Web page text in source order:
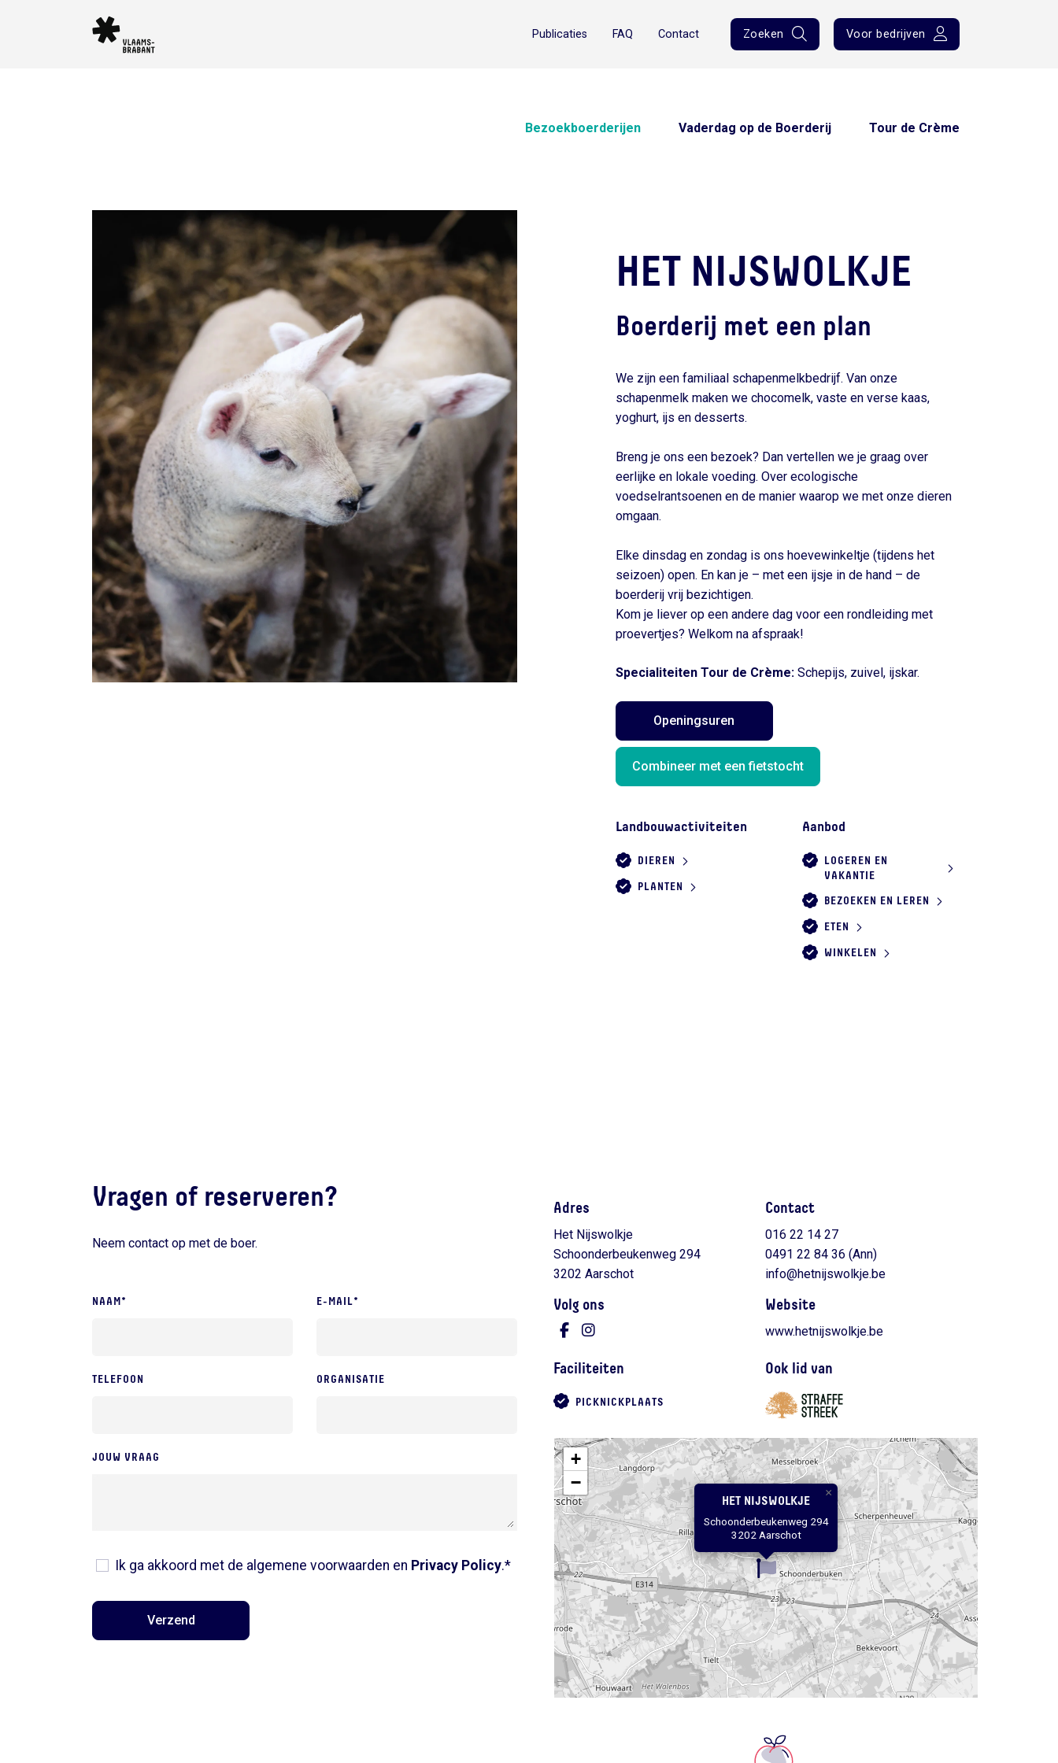
Publicaties FAQ Contact Zoeken Voor bedrijven
Bezoekboerderijen Vaderdag op de Boerderij Tour de Crème
HET NIJSWOLKJE
Boerderij met een plan
We zijn een familiaal schapenmelkbedrijf. Van onze
schapenmelk maken we chocomelk, vaste en verse kaas,
yoghurt, ijs en desserts.
Breng je ons een bezoek? Dan vertellen we je graag over
eerlijke en lokale voeding. Over ecologische
voedselrantsoenen en de manier waarop we met onze dieren
omgaan.
Elke dinsdag en zondag is ons hoevewinkeltje (tijdens het
seizoen) open. En kan je – met een ijsje in de hand – de
boerderij vrij bezichtigen.
Kom je liever op een andere dag voor een rondleiding met
proevertjes? Welkom na afspraak!
Specialiteiten Tour de Crème:Schepijs, zuivel, ijskar.
Openingsuren
Combineer met een fietstocht
Landbouwactiviteiten
DIEREN
PLANTEN
Aanbod
LOGEREN EN
VAKANTIE
BEZOEKEN EN LEREN
ETEN
WINKELEN
Vragen of reserveren?
Neem contact op met de boer.
NAAM* E-MAIL*
TELEFOON ORGANISATIE
JOUW VRAAG
Ik ga akkoord met de algemene voorwaarden en Privacy Policy.*
Verzend
Adres
Het Nijswolkje
Schoonderbeukenweg 294
3202 Aarschot
Contact
016 22 14 27
0491 22 84 36 (Ann)
info@hetnijswolkje.be
Volg ons
Website
www.hetnijswolkje.be
Faciliteiten
PICKNICKPLAATS
Ook lid van
HET NIJSWOLKJE
Schoonderbeukenweg 294
3202 Aarschot
×
+
−